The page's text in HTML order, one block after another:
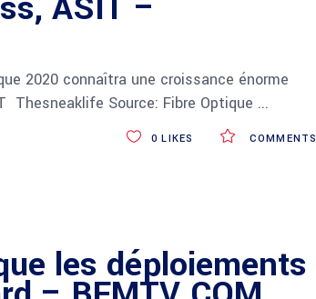
2020 connaîtra une croissance énorme
Thesneaklife Source: Fibre Optique
COMMENTS
0 LIKES
les déploiements